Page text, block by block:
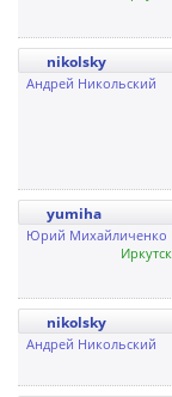
nikolsky
Андрей Никольский
yumiha
Юрий Михайличенко
Иркутск
nikolsky
Андрей Никольский